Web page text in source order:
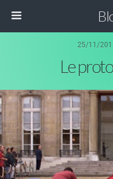
25/11/
Le